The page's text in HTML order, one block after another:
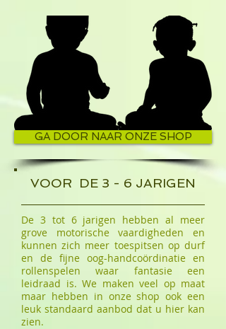
GA DOOR NAAR ONZE SHOP
VOOR DE 3 - 6 JARIGEN
De 3 tot 6 jarigen hebben al meer
grove motorische vaardigheden en
kunnen zich meer toespitsen op durf
en de fijne oog-handcoördinatie en
rollenspelen waar fantasie een
leidraad is. We maken veel op maat
maar hebben in onze shop ook een
leuk standaard aanbod dat u hier kan
zien.